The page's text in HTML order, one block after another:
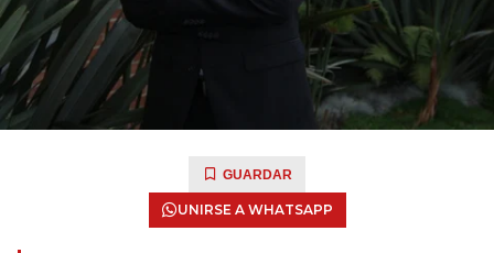
GUARDAR
UNIRSE A WHATSAPP